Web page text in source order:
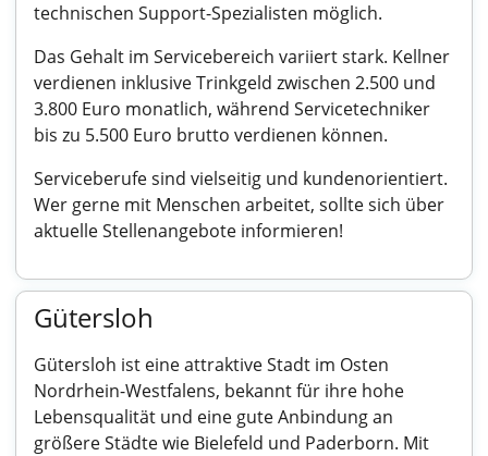
technischen Support-Spezialisten möglich.
Das Gehalt im Servicebereich variiert stark. Kellner
verdienen inklusive Trinkgeld zwischen 2.500 und
3.800 Euro monatlich, während Servicetechniker
bis zu 5.500 Euro brutto verdienen können.
Serviceberufe sind vielseitig und kundenorientiert.
Wer gerne mit Menschen arbeitet, sollte sich über
aktuelle Stellenangebote informieren!
Gütersloh
Gütersloh ist eine attraktive Stadt im Osten
Nordrhein-Westfalens, bekannt für ihre hohe
Lebensqualität und eine gute Anbindung an
größere Städte wie Bielefeld und Paderborn. Mit